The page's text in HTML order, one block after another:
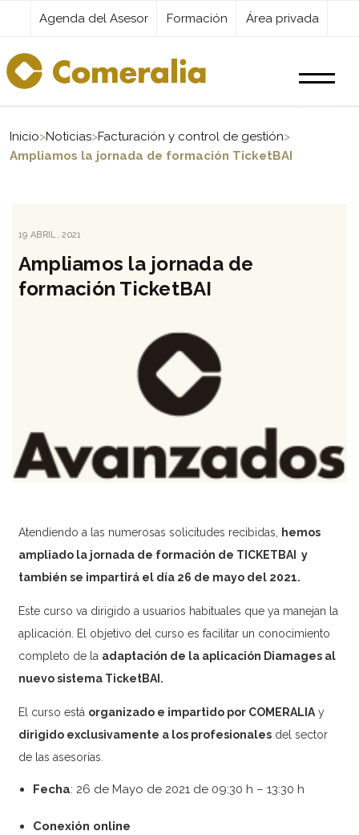
Agenda del Asesor Formación Área privada
Productos
Destacados
Actualidad
[searchwp_form id=1]
Inicio>Noticias>Facturación y control de gestión>
Ampliamos la jornada de formación TicketBAI
PUBLICADO
19 ABRIL, 2021
Ampliamos la jornada de
formación TicketBAI
Atendiendo a las numerosas solicitudes recibidas,
hemos
ampliado la jornada de formación de TICKETBAI y
también se impartirá el día 26 de mayo del 2021.
Este curso va dirigido a usuarios habituales que ya manejan la
aplicación. El objetivo del curso es facilitar un conocimiento
completo de la adaptación de la aplicación Diamages al
nuevo sistema TicketBAI.
El curso está organizado e impartido por COMERALIA y
dirigido exclusivamente a los profesionales del sector
de las asesorías.
Fecha: 26 de Mayo de 2021 de 09:30 h – 13:30 h
Conexión online